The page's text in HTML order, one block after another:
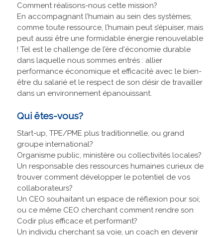
Comment réalisons-nous cette mission?
En accompagnant l’humain au sein des systèmes;
comme toute ressource, l’humain peut s’épuiser, mais
peut aussi être une formidable énergie renouvelable
! Tel est le challenge de l’ère d'économie durable
dans laquelle nous sommes entrés : allier
performance économique et efficacité avec le bien-
être du salarié et le respect de son désir de travailler
dans un environnement épanouissant.
Qui êtes-vous?
Start-up, TPE/PME plus traditionnelle, ou grand
groupe international?
Organisme public, ministère ou collectivités locales?
Un responsable des ressources humaines curieux de
trouver comment développer le potentiel de vos
collaborateurs?
Un CEO souhaitant un espace de réflexion pour soi;
ou ce même CEO cherchant comment rendre son
Codir plus efficace et performant?
Un individu cherchant sa voie, un coach en devenir